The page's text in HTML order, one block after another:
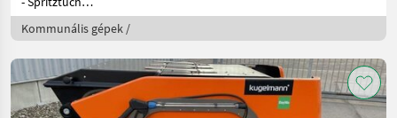
- Stützrad
Kommunális gépek /